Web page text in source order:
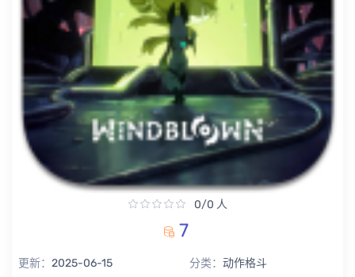
0/0 人
7
更新： 2025-06-15 分类： 动作格斗